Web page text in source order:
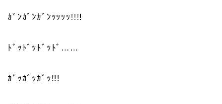
ｶﾞﾝｶﾞﾝｶﾞﾝｯｯｯｯ!!!!
ﾄﾞｯﾄﾞｯﾄﾞｯﾄﾞ……
ｶﾞｯｶﾞｯｶﾞｯ!!!